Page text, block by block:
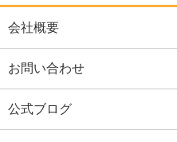
会社概要
お問い合わせ
公式ブログ